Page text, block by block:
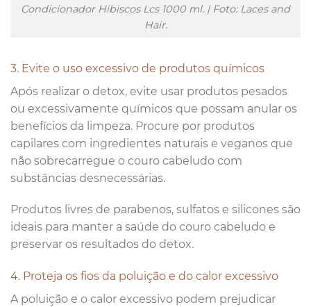
Condicionador Hibiscos Lcs 1000 ml. | Foto: Laces and
Hair.
3. Evite o uso excessivo de produtos químicos
Após realizar o detox, evite usar produtos pesados
ou excessivamente químicos que possam anular os
benefícios da limpeza. Procure por produtos
capilares com ingredientes naturais e veganos que
não sobrecarregue o couro cabeludo com
substâncias desnecessárias.
Produtos livres de parabenos, sulfatos e silicones são
ideais para manter a saúde do couro cabeludo e
preservar os resultados do detox.
4. Proteja os fios da poluição e do calor excessivo
A poluição e o calor excessivo podem prejudicar